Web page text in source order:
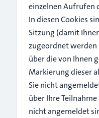
einzelnen Aufrufen
In diesen Cookies
Sitzung (damit
zugeordnet
über die von Ihnen
Markierung dieser
Sie nicht
über Ihre
nicht angemeldet